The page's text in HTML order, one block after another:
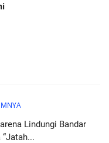
Lindungi Bandar